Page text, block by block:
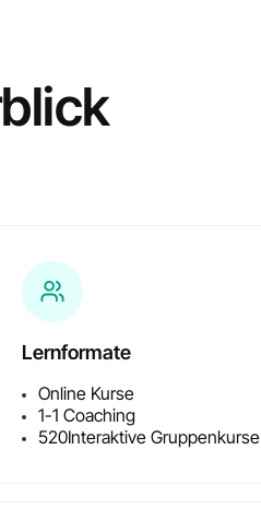
Lernformate
Online Kurse
1-1 Coaching
520Interaktive Gruppenkurse